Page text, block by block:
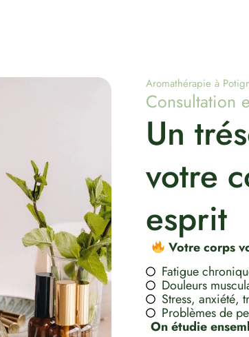
Aromathérapie à
Consultation
Un
votre
esprit
Votre corps
Fatigue
Douleurs
Stress, anxiété,
Problèmes de
On étudie